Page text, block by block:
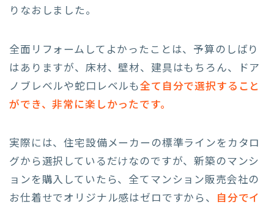
りなおしました。
全面リフォームしてよかったことは、予算のしばり
はありますが、床材、壁材、建具はもちろん、ドア
ノブレベルや蛇口レベルも全て自分で選択すること
ができ、非常に楽しかったです。
実際には、住宅設備メーカーの標準ラインをカタロ
グから選択しているだけなのですが、新築のマンシ
ョンを購入していたら、全てマンション販売会社の
お仕着せでオリジナル感はゼロですから、 自分でイ